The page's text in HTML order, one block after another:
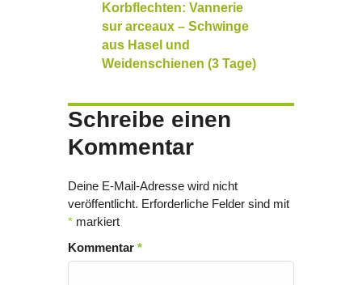
Korbflechten: Vannerie
sur arceaux – Schwinge
aus Hasel und
Weidenschienen (3 Tage)
Schreibe einen
Kommentar
Deine E-Mail-Adresse wird nicht
veröffentlicht. Erforderliche Felder sind mit
* markiert
Kommentar *